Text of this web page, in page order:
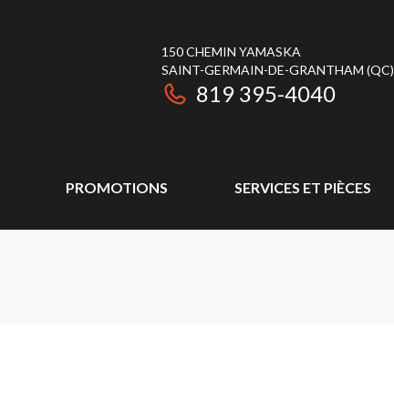
150 CHEMIN YAMASKA
SAINT-GERMAIN-DE-GRANTHAM (QC)
819 395-4040
PROMOTIONS SERVICES ET PIÈCES